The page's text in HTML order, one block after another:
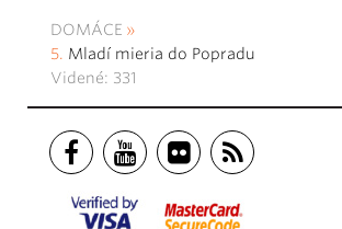
DOMÁCE
Mladí mieria do Popradu
Videné: 331